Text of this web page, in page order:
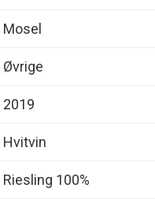
Mosel
Øvrige
2019
Hvitvin
Riesling 100%